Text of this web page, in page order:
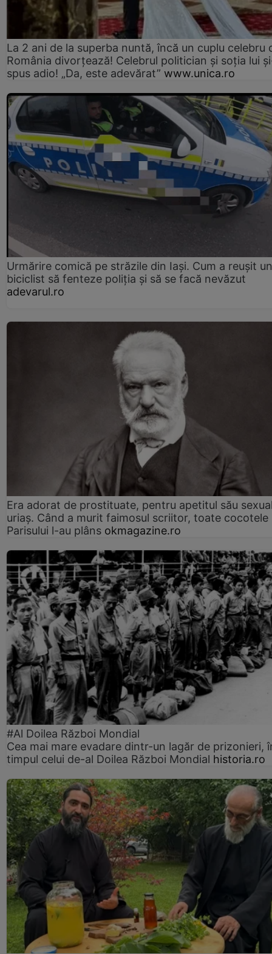
La 2 ani de la superba nuntă, încă un cuplu celebru
România divorțează! Celebrul politician și soția lui
spus adio! „Da, este adevărat” www.unica.ro
Urmărire comică pe străzile din Iași. Cum a reușit un
biciclist să fenteze poliția și să se facă nevăzut
adevarul.ro
Era adorat de prostituate, pentru apetitul său
uriaș. Când a murit faimosul scriitor, toate cocotele
Parisului l-au plâns okmagazine.ro
#Al Doilea Război Mondial
Cea mai mare evadare dintr-un lagăr de prizonieri,
timpul celui de-al Doilea Război Mondial historia.ro